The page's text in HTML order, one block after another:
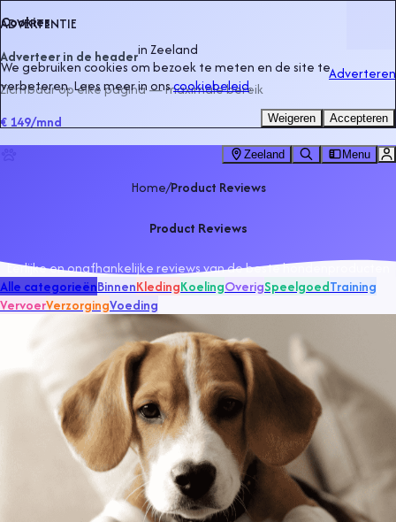
ADVERTENTIE
Adverteer in de headerinZeeland
Zichtbaar op elke pagina — maximale bereik
€ 149/mnd
Adverteren
Zeeland Menu
Home/Product Reviews
Product Reviews
Eerlijke en onafhankelijke reviews van de beste hondenproducten
Alle categorieënBinnenKledingKoelingOverigSpeelgoedTraining
VervoerVerzorgingVoeding
Cookies
We gebruiken cookies om bezoek te meten en de site te
verbeteren. Lees meer in onscookiebeleid.
Weigeren Accepteren